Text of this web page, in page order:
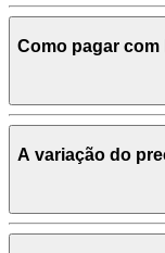
Como pagar
A variação do